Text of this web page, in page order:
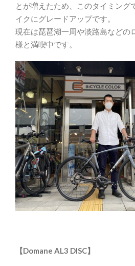
とが増えたため、このタイミング
イクにグレードアップです。
現在は琵琶湖一周や淡路島などの
様と満喫中です。
【Domane AL3 DISC】